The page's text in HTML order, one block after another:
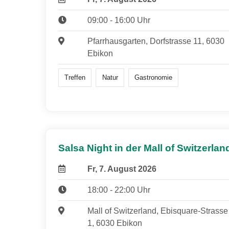
09:00 - 16:00 Uhr
Pfarrhausgarten, Dorfstrasse 11, 6030
Ebikon
Treffen Natur Gastronomie
Salsa Night in der Mall of
Fr, 7. August 2026
18:00 - 22:00 Uhr
Mall of Switzerland, Ebisquare-Strasse
1, 6030 Ebikon